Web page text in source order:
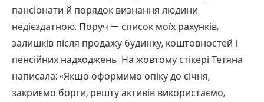
пансіонати й порядок визнання людини
недієздатною. Поруч — список моїх рахунків,
залишків після продажу будинку, коштовностей і
пенсійних надходжень. На жовтому стікері Тетяна
написала: «Якщо оформимо опіку до січня,
закриємо борги, решту активів використаємо,